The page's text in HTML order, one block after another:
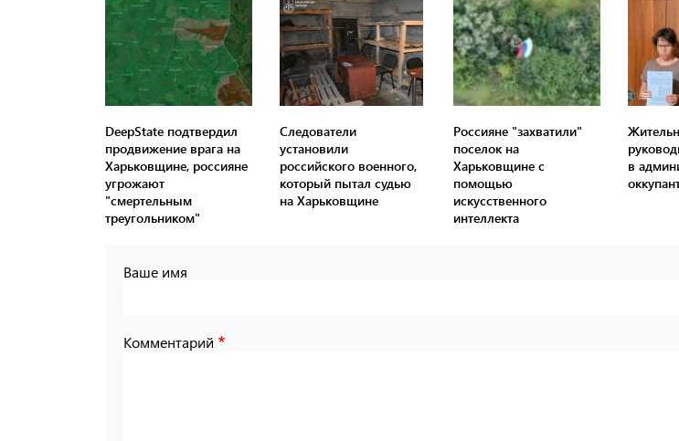
DeepState подтвердил
продвижение врага на
Харьковщине, россияне
угрожают
"смертельным
треугольником"
Следователи
установили
российского военного,
который пытал судью
на Харьковщине
Россияне "захватили"
поселок на
Харьковщине с
помощью
искусственного
интеллекта
в
Ваше имя
Комментарий